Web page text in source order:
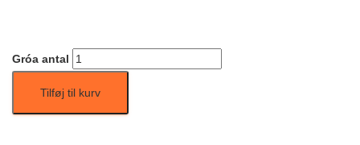
Gróa antal
Tilføj til kurv